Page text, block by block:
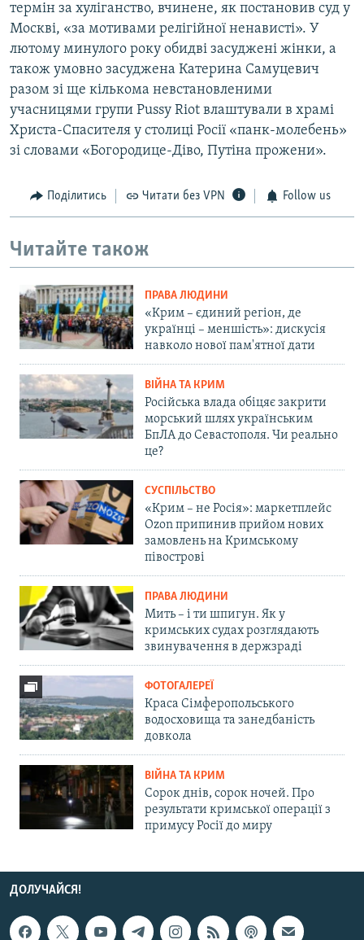
термін за хуліганство, вчинене, як постановив суд у
Москві, «за мотивами релігійної ненависті». У
лютому минулого року обидві засуджені жінки, а
також умовно засуджена Катерина Самуцевич
разом зі ще кількома невстановленими
учасницями групи Pussy Riot влаштували в храмі
Христа-Спасителя у столиці Росії «панк-молебень»
зі словами «Богородице-Діво, Путіна прожени».
Поділитись Читати без VPN Follow us
Читайте також
ПРАВА ЛЮДИНИ
«Крим – єдиний регіон, де
українці – меншість»: дискусія
навколо нової пам'ятної дати
ВІЙНА ТА КРИМ
Російська влада обіцяє закрити
морський шлях українським
БпЛА до Севастополя. Чи реально
це?
СУСПІЛЬСТВО
«Крим – не Росія»: маркетплейс
Ozon припинив прийом нових
замовлень на Кримському
півострові
ПРАВА ЛЮДИНИ
Мить – і ти шпигун. Як у
кримських судах розглядають
звинувачення в держзраді
ФОТОГАЛЕРЕЇ
Краса Сімферопольського
водосховища та занедбаність
довкола
ВІЙНА ТА КРИМ
Сорок днів, сорок ночей. Про
результати кримської операції з
примусу Росії до миру
ДОЛУЧАЙСЯ!